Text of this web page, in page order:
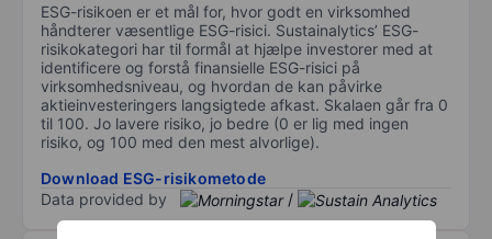
ESG-risikoen er et mål for, hvor godt en virksomhed
håndterer væsentlige ESG-risici. Sustainalytics’ ESG-
risikokategori har til formål at hjælpe investorer med at
identificere og forstå finansielle ESG-risici på
virksomhedsniveau, og hvordan de kan påvirke
aktieinvesteringers langsigtede afkast. Skalaen går fra 0
til 100. Jo lavere risiko, jo bedre (0 er lig med ingen
risiko, og 100 med den mest alvorlige).
Download ESG-risikometode
Data provided by
/